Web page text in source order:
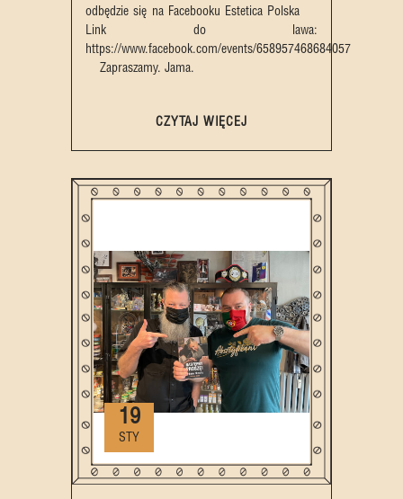
odbędzie się na Facebooku Estetica Polska
Link do lawa:
https://www.facebook.com/events/658957468684057
Zapraszamy. Jama.
CZYTAJ WIĘCEJ
19
STY